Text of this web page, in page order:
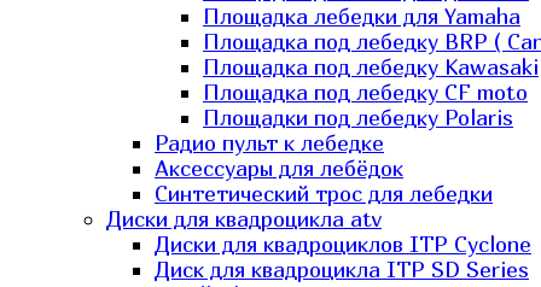
Площадка лебедки для Yamaha
Площадка под лебедку BRP (
Площадка под лебедку Kawasaki
Площадка под лебедку СF moto
Площадки под лебедку Polaris
Радио пульт к лебедке
Аксессуары для лебёдок
Синтетический трос для лебедки
Диски для квадроцикла atv
Диски для квадроциклов ITP Cyclone
Диск для квадроцикла ITP SD Series